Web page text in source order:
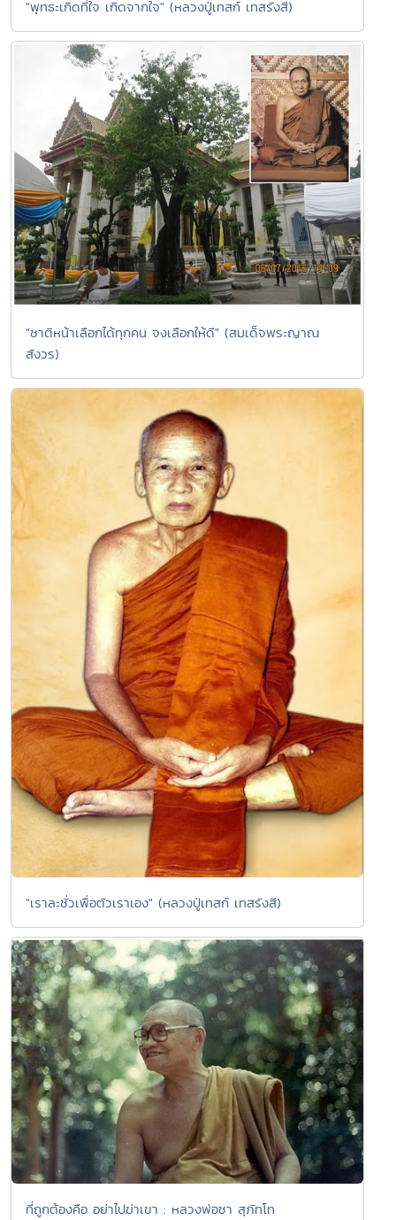
"พุทธะเกิดที่ใจ เกิดจากใจ" (หลวงปู่เทสก์ เทสรังสี)
"ชาติหน้าเลือกได้ทุกคน จงเลือกให้ดี" (สมเด็จพระญาณ
สังวร)
"เราละชั่วเพื่อตัวเราเอง" (หลวงปู่เทสก์ เทสรังสี)
ที่ถูกต้องคือ อย่าไปฆ่าเขา : หลวงพ่อชา สุภัทโท